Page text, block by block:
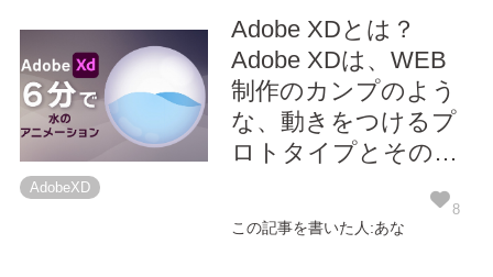
導入していきましょ
～！それでは、レッ
ツゴー ...
AdobeXD
Adobe XDとは？
Adobe XDは、WEB
制作のカンプのよう
な、動きをつけるプ
ロトタイプとその共
製のデザイン制作ソ
フトです。 基本的な
この記事を書いた人:あな
8